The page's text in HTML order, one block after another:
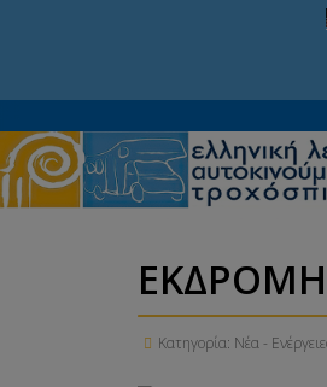
ΕΚΔΡΟΜΗ
Κατηγορία: Νέα -